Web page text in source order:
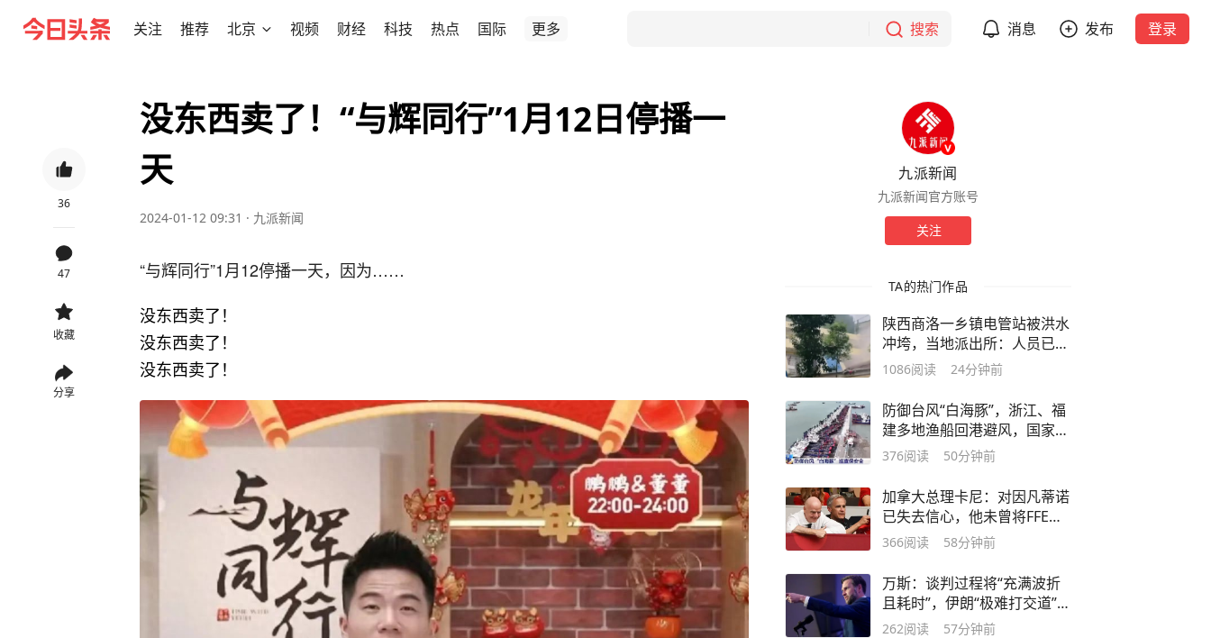
关注 推荐 北京 视频 财经 科技 热点 国际 更多 搜索 消息 发布 登录
36
47
收藏
分享
没东西卖了！“与辉同行”1月12日停播一
天
2024-01-12 09:31 · 九派新闻
“与辉同行”1月12停播一天，因为……
没东西卖了！
没东西卖了！
没东西卖了！
九派新闻
九派新闻官方账号
关注
TA的热门作品
陕西商洛一乡镇电管站被洪水
冲垮，当地派出所：人员已提
前撤离，无伤亡
1086阅读 24分钟前
防御台风“白海豚”，浙江、福
建多地渔船回港避风，国家海
洋预报台发布海浪橙色警报
376阅读 50分钟前
加拿大总理卡尼：对因凡蒂诺
已失去信心，他未曾将FFE计
划与高级管理团队讨论
366阅读 58分钟前
万斯：谈判过程将“充满波折
且耗时”，伊朗“极难打交道”，
双方正处于博弈之中
262阅读 57分钟前